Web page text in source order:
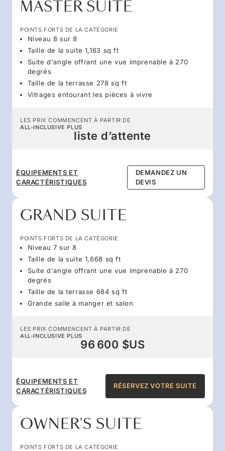
MASTER SUITE
POINTS FORTS DE LA CATÉGORIE
Niveau 8 sur 8
Taille de la suite 1,163 sq ft
Suite d'angle offrant une vue imprenable à 270
degrés
Taille de la terrasse 278 sq ft
Vitrages entourant les pièces à vivre
LES PRIX COMMENCENT À PARTIR DE
ALL-INCLUSIVE PLUS
liste d’attente
ÉQUIPEMENTS ET
CARACTÉRISTIQUES
DEMANDEZ UN
DEVIS
GRAND SUITE
POINTS FORTS DE LA CATÉGORIE
Niveau 7 sur 8
Taille de la suite 1,668 sq ft
Suite d'angle offrant une vue imprenable à 270
degrés
Taille de la terrasse 684 sq ft
Grande salle à manger et salon
LES PRIX COMMENCENT À PARTIR DE
ALL-INCLUSIVE PLUS
96 600 $US
ÉQUIPEMENTS ET
CARACTÉRISTIQUES
RÉSERVEZ VOTRE SUITE
OWNER'S SUITE
POINTS FORTS DE LA CATÉGORIE